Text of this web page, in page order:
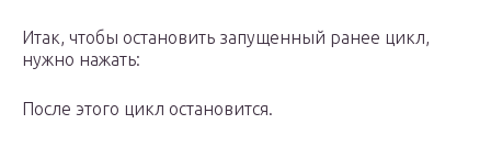
Итак, чтобы остановить запущенный ранее цикл,
нужно нажать:
После этого цикл остановится.